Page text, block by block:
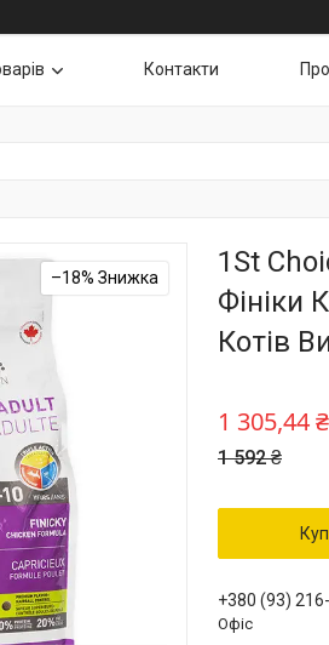
Контакти
–18%
1St
Фініки
Котів
1 592 ₴
1 305,44 ₴
+380 (93)
Офіс